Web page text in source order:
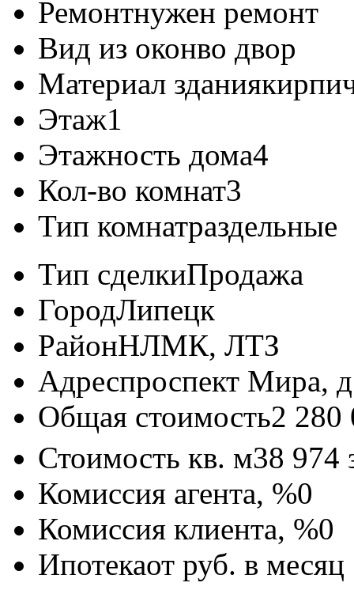
Ремонтнужен ремонт
Вид из оконво двор
Материал здания
Этаж1
Этажность дома4
Кол-во комнат3
Тип комнатраздельные
Тип сделкиПродажа
ГородЛипецк
РайонНЛМК, ЛТЗ
Адреспроспект Мира,
Общая стоимость2 280
Стоимость кв. м38 974
Комиссия агента, %0
Комиссия клиента, %0
Ипотекаот руб. в месяц